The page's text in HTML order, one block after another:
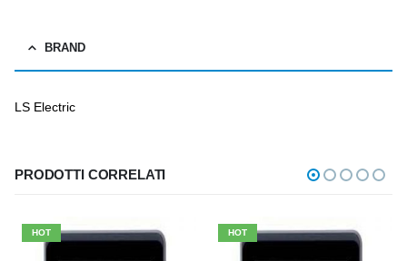
BRAND
LS Electric
PRODOTTI CORRELATI
HOT HOT